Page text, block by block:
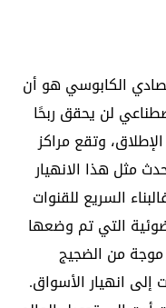
الكابوسي هو أن
لن يحقق ربحًا
وتقع مراكز
مثل هذا الانهيار
السريع للقنوات
التي تم وضعها
موجة من الضجيج
إلى انهيار الأسواق.